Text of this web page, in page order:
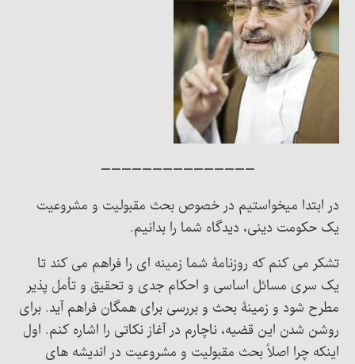
———————————————
در ابتدا میخواستیم در خصوص بحث مقبولیت و مشروعیت
یک حکومت دینی، دیدگاه شما را بدانیم.
تشکر می کنم که روزنامۀ شما زمینه ای را فراهم می کند تا
یک سری مسائل اساسی و احکام جدی و تحقیق و تأمل پذیر
مطرح شود و زمینۀ بحث و بررسی برای همگان فراهم آید. برای
روشن شدن این قضیه، ناچارم در آغاز نکاتی را اشاره کنم. اول
اینکه چرا اصلاً بحث مقبولیت و مشروعیت در اندیشه های